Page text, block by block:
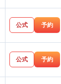
公式 予約
公式 予約